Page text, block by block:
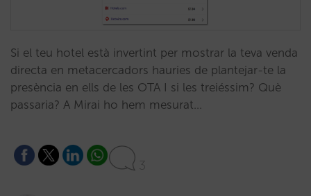
Si el teu hotel està invertint per mostrar la teva venda
directa en metacercadors hauries de plantejar-te la
presència en ells de les OTA I si les treiéssim? Què
passaria? A Mirai ho hem mesurat…
3